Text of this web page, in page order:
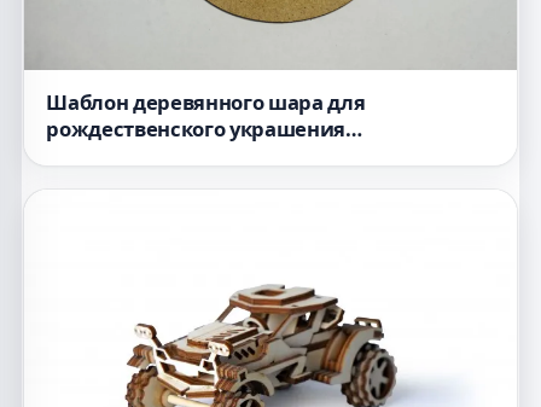
Шаблон деревянного шара для
рождественского украшения